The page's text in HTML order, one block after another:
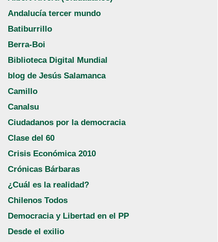
Andalucía tercer mundo
Batiburrillo
Berra-Boi
Biblioteca Digital Mundial
blog de Jesús Salamanca
Camillo
Canalsu
Ciudadanos por la democracia
Clase del 60
Crisis Económica 2010
Crónicas Bárbaras
¿Cuál es la realidad?
Chilenos Todos
Democracia y Libertad en el PP
Desde el exilio